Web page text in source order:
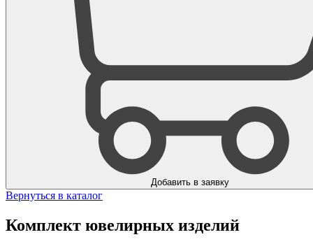
Добавить в заявку
Вернуться в каталог
Комплект ювелирных изделий